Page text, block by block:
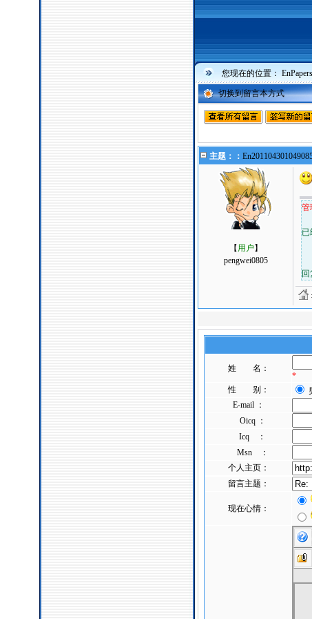
您现在的位置：
切换到留言本方式
主题：：
【 用户 】
pengwei0805
管
已
姓 名：
*
性 别：
E-mail ：
Oicq ：
Icq ：
Msn ：
个人主页：
留言主题：
现在心情：